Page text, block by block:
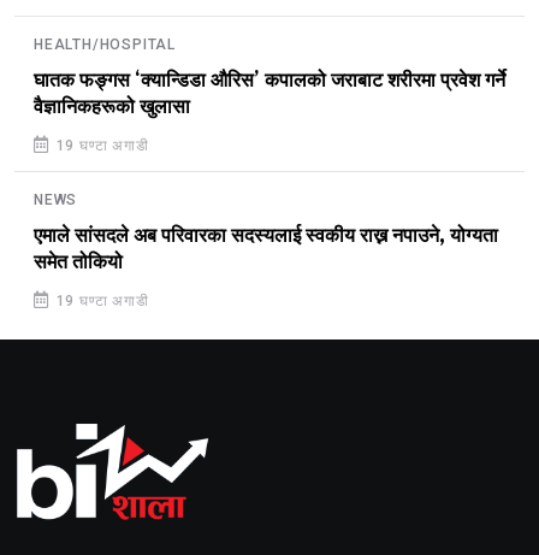
HEALTH/HOSPITAL
घातक फङ्गस ‘क्यान्डिडा औरिस’ कपालको जराबाट शरीरमा प्रवेश गर्ने
वैज्ञानिकहरूको खुलासा
19 घण्टा अगाडी
NEWS
एमाले सांसदले अब परिवारका सदस्यलाई स्वकीय राख्न नपाउने, योग्यता
समेत तोकियो
19 घण्टा अगाडी